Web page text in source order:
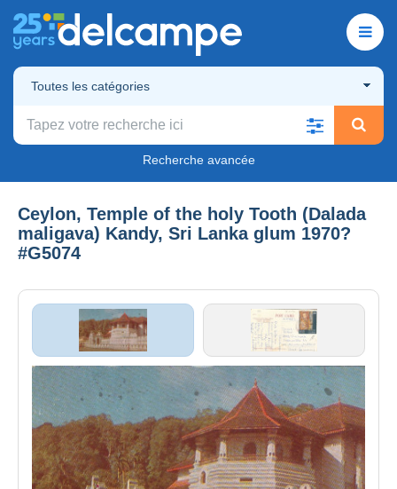
Toutes les catégories
Recherche avancée
Ceylon, Temple of the holy Tooth (Dalada
maligava) Kandy, Sri Lanka glum 1970?
#G5074